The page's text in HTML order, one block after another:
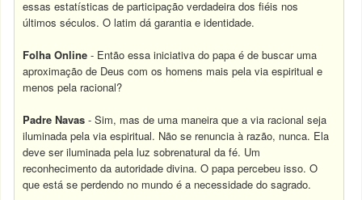
essas estatísticas de participação verdadeira dos fiéis nos
últimos séculos. O latim dá garantia e identidade.
Folha Online - Então essa iniciativa do papa é de buscar uma
aproximação de Deus com os homens mais pela via espiritual e
menos pela racional?
Padre Navas - Sim, mas de uma maneira que a via racional seja
iluminada pela via espiritual. Não se renuncia à razão, nunca. Ela
deve ser iluminada pela luz sobrenatural da fé. Um
reconhecimento da autoridade divina. O papa percebeu isso. O
que está se perdendo no mundo é a necessidade do sagrado.